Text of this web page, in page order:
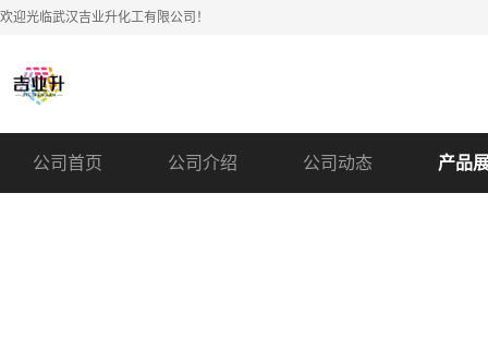
欢迎光临武汉吉业升化工有限公司！
公司首页 公司介绍 公司动态 产品